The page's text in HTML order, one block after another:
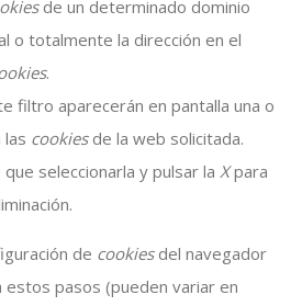
de un determinado dominio
o totalmente la dirección en el
.
filtro aparecerán en pantalla una o
las cookiesde la web solicitada.
seleccionarla y pulsar la Xpara
de cookiesdel navegador
pasos (pueden variar en